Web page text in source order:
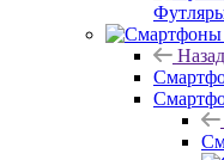
Назад